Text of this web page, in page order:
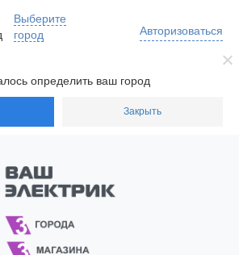
определить ваш город
Закрыть
Выберите
город
Авторизоваться